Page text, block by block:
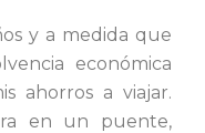
y a medida que
económica
ahorros a viajar.
en un puente,